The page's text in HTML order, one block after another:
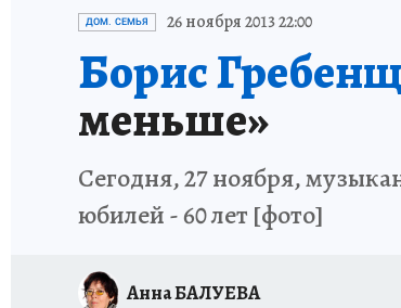
ИСПЫТАНО НА СЕБЕ
ДОМ. СЕМЬЯ 26 ноября 2013 22:00
Борис
меньше»
Сегодня, 27 ноября,
юбилей - 60 лет [фото]
Анна БАЛУЕВА